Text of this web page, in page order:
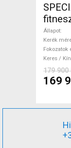
Állapot
Kerék
Fokozatok
Keres /
179 900
169